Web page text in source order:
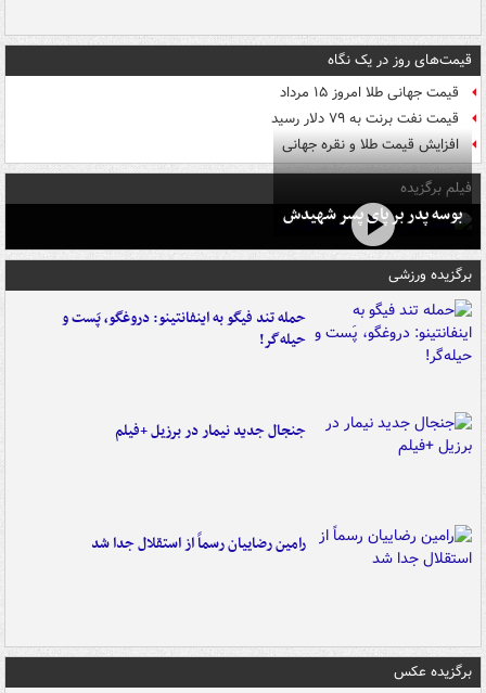
قیمت‌های روز در یک نگاه
قیمت جهانی طلا امروز ۱۵ مرداد
قیمت نفت برنت به ۷۹ دلار رسید
افزایش قیمت طلا و نقره جهانی
فیلم برگزیده
بوسه‌ پدر بر پای پسر شهیدش
برگزیده ورزشی
حمله تند فیگو به اینفانتینو: دروغگو، پَست‌ و
حیله‌گر!
جنجال جدید نیمار در برزیل +فیلم
رامین رضاییان رسماً از استقلال جدا شد
برگزیده عکس